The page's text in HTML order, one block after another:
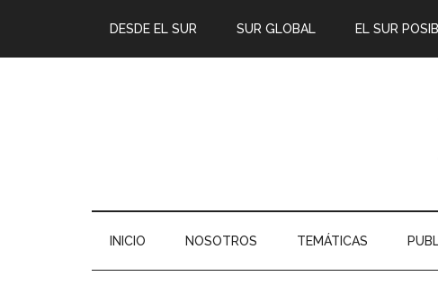
DESDE EL SUR SUR GLOBAL EL SUR
INICIO NOSOTROS TEMÁTICAS